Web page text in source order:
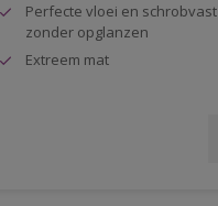
Perfecte vloei en schrobvast
zonder opglanzen
Extreem mat